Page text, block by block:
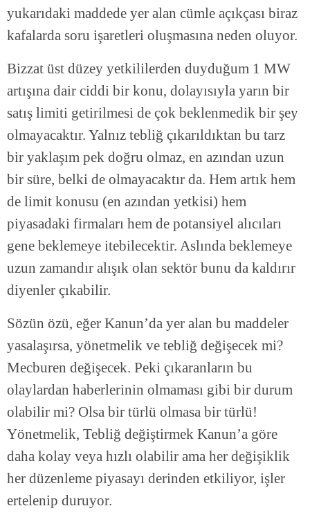
yukarıdaki maddede yer alan cümle açıkçası biraz
kafalarda soru işaretleri oluşmasına neden oluyor.
Bizzat üst düzey yetkililerden duyduğum 1 MW
artışına dair ciddi bir konu, dolayısıyla yarın bir
satış limiti getirilmesi de çok beklenmedik bir şey
olmayacaktır. Yalnız tebliğ çıkarıldıktan bu tarz
bir yaklaşım pek doğru olmaz, en azından uzun
bir süre, belki de olmayacaktır da. Hem artık hem
de limit konusu (en azından yetkisi) hem
piyasadaki firmaları hem de potansiyel alıcıları
gene beklemeye itebilecektir. Aslında beklemeye
uzun zamandır alışık olan sektör bunu da kaldırır
diyenler çıkabilir.
Sözün özü, eğer Kanun’da yer alan bu maddeler
yasalaşırsa, yönetmelik ve tebliğ değişecek mi?
Mecburen değişecek. Peki çıkaranların bu
olaylardan haberlerinin olmaması gibi bir durum
olabilir mi? Olsa bir türlü olmasa bir türlü!
Yönetmelik, Tebliğ değiştirmek Kanun’a göre
daha kolay veya hızlı olabilir ama her değişiklik
her düzenleme piyasayı derinden etkiliyor, işler
ertelenip duruyor.